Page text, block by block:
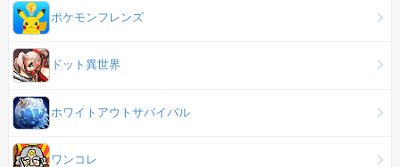
ポケモンフレンズ
ドット異世界
ホワイトアウトサバイバル
ワンコレ